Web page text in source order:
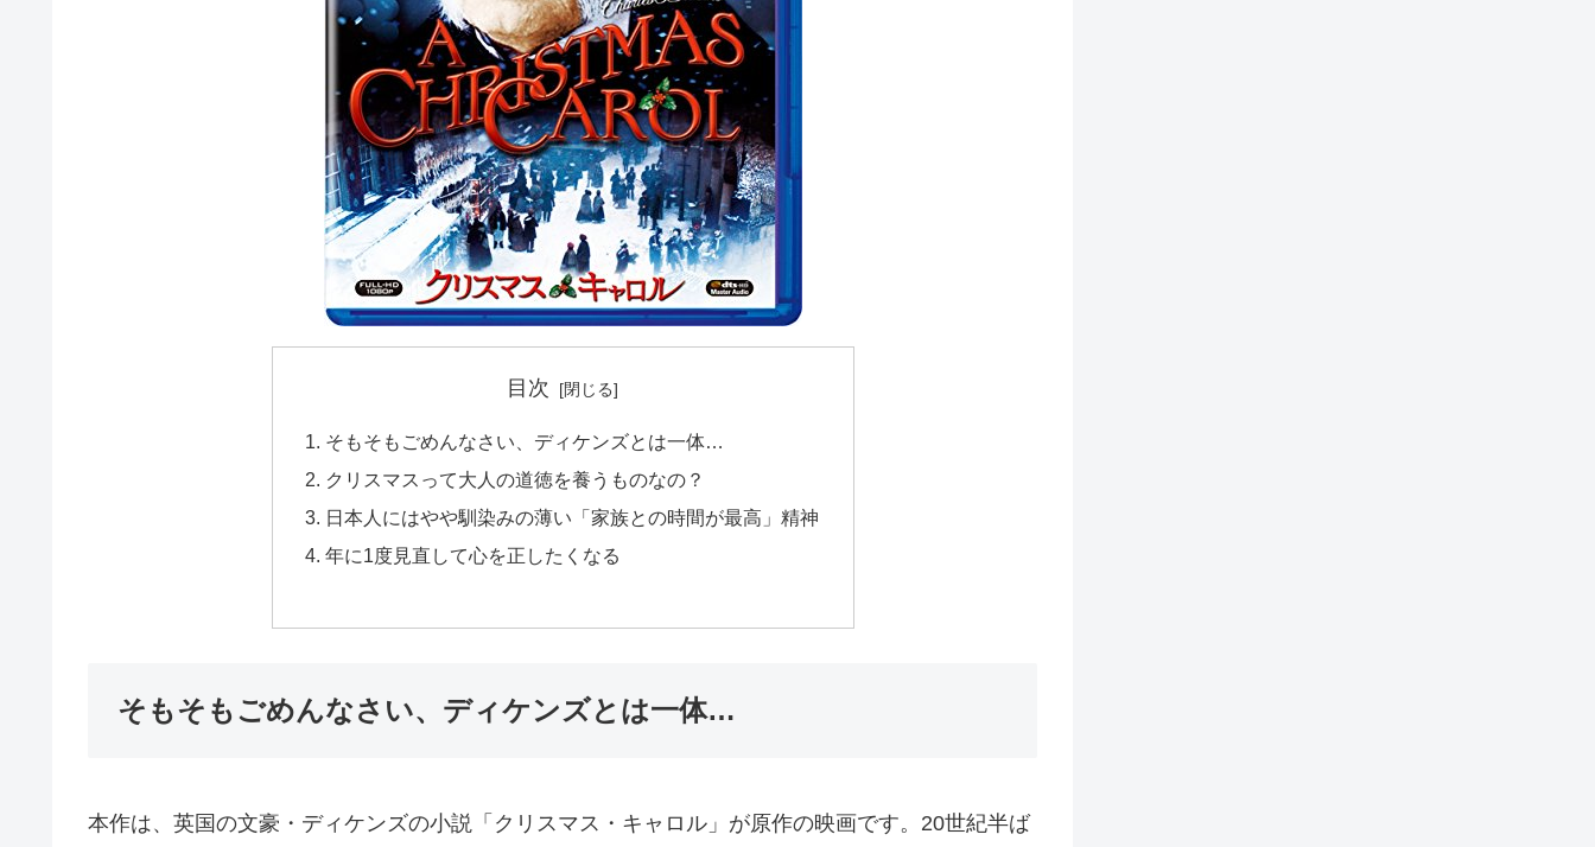
目次
そもそもごめんなさい、ディケンズとは一体…
クリスマスって大人の道徳を養うものなの？
日本人にはやや馴染みの薄い「家族との時間が最高」精神
年に1度見直して心を正したくなる
そもそもごめんなさい、ディケンズとは一体…
本作は、英国の文豪・ディケンズの小説「クリスマス・キャロル」が原作の映画です。20世紀半ば